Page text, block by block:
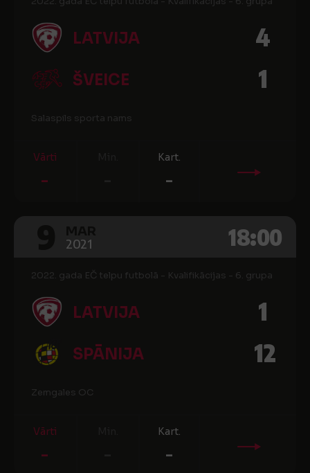
LATVIJA 4
ŠVEICE 1
Salaspils sporta nams
Vārti
-
Kart.
-
2021 18:00
2022. gada EČ telpu futbolā - Kvalifikācijas - 6. grupa
LATVIJA 1
SPĀNIJA 12
Zemgales OC
Vārti
-
Kart.
-